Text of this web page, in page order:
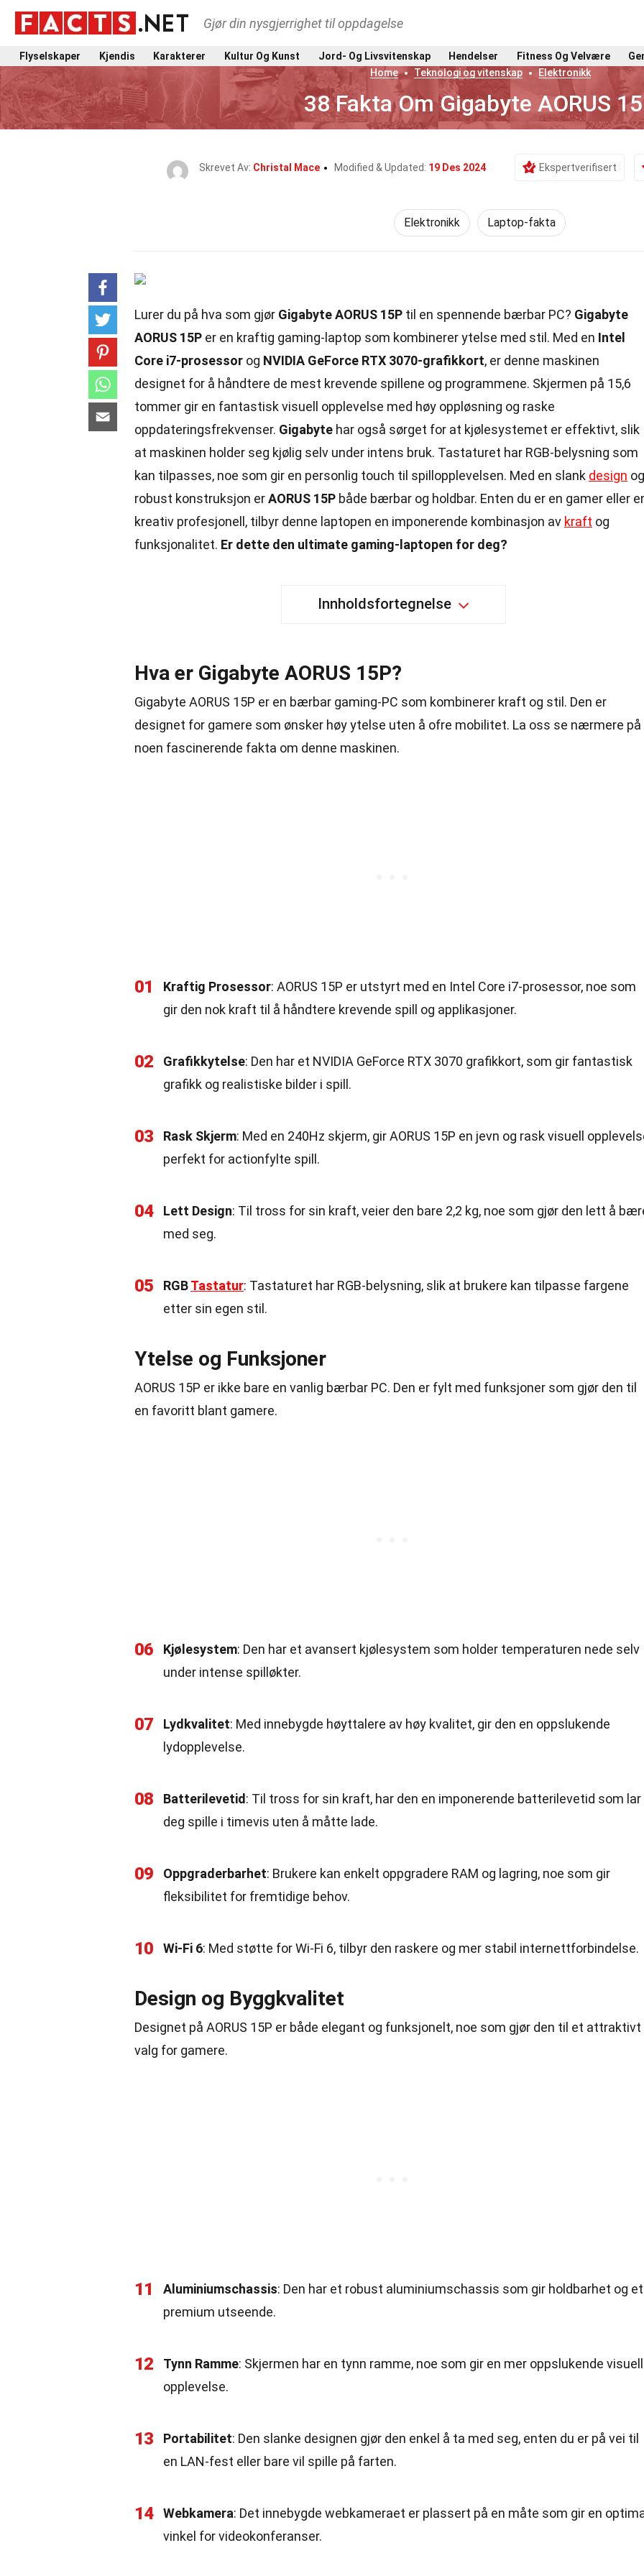
Gjør din nysgjerrighet til oppdagelse
Flyselskaper Kjendis Karakterer Kultur Og Kunst Jord- Og Livsvitenskap Hendelser Fitness Og Velvære
Home
Teknologi og vitenskap Elektronikk
38 Fakta Om Gigabyte AORUS
Skrevet Av: Christal Mace Modified & Updated: 19 Des 2024 Ekspertverifisert
Elektronikk Laptop-fakta
Lurer du på hva som gjør Gigabyte AORUS 15P til en spennende bærbar PC? Gigabyte
AORUS 15P er en kraftig gaming-laptop som kombinerer ytelse med stil. Med en Intel
Core i7-prosessor og NVIDIA GeForce RTX 3070-grafikkort, er denne maskinen
designet for å håndtere de mest krevende spillene og programmene. Skjermen på 15,6
tommer gir en fantastisk visuell opplevelse med høy oppløsning og raske
oppdateringsfrekvenser. Gigabyte har også sørget for at kjølesystemet er effektivt, slik
at maskinen holder seg kjølig selv under intens bruk. Tastaturet har RGB-belysning som
kan tilpasses, noe som gir en personlig touch til spillopplevelsen. Med en slank design og
robust konstruksjon erAORUS 15P både bærbar og holdbar. Enten du er en gamer eller
kreativ profesjonell, tilbyr denne laptopen en imponerende kombinasjon av kraft og
funksjonalitet. Er dette den ultimate gaming-laptopen for deg?
Innholdsfortegnelse
Hva er Gigabyte AORUS 15P?
Gigabyte AORUS 15P er en bærbar gaming-PC som kombinerer kraft og stil. Den er
designet for gamere som ønsker høy ytelse uten å ofre mobilitet. La oss se nærmere på
noen fascinerende fakta om denne maskinen.
01 Kraftig Prosessor: AORUS 15P er utstyrt med en Intel Core i7-prosessor, noe som
gir den nok kraft til å håndtere krevende spill og applikasjoner.
02 Grafikkytelse: Den har et NVIDIA GeForce RTX 3070 grafikkort, som gir fantastisk
grafikk og realistiske bilder i spill.
03 Rask Skjerm: Med en 240Hz skjerm, gir AORUS 15P en jevn og rask visuell
perfekt for actionfylte spill.
04 Lett Design: Til tross for sin kraft, veier den bare 2,2 kg, noe som gjør den lett å
med seg.
05 RGBTastatur: Tastaturet har RGB-belysning, slik at brukere kan tilpasse fargene
etter sin egen stil.
Ytelse og Funksjoner
AORUS 15P er ikke bare en vanlig bærbar PC. Den er fylt med funksjoner som gjør den til
en favoritt blant gamere.
06 Kjølesystem: Den har et avansert kjølesystem som holder temperaturen nede selv
under intense spilløkter.
07 Lydkvalitet: Med innebygde høyttalere av høy kvalitet, gir den en oppslukende
lydopplevelse.
08 Batterilevetid : Til tross for sin kraft, har den en imponerende batterilevetid som lar
deg spille i timevis uten å måtte lade.
09 Oppgraderbarhet: Brukere kan enkelt oppgradere RAM og lagring, noe som gir
fleksibilitet for fremtidige behov.
10 Wi-Fi 6: Med støtte for Wi-Fi 6, tilbyr den raskere og mer stabil internettforbindelse.
Design og Byggkvalitet
Designet på AORUS 15P er både elegant og funksjonelt, noe som gjør den til et attraktivt
valg for gamere.
11 Aluminiumschassis: Den har et robust aluminiumschassis som gir holdbarhet og et
premium utseende.
12 Tynn Ramme: Skjermen har en tynn ramme, noe som gir en mer oppslukende visuell
opplevelse.
13 Portabilitet: Den slanke designen gjør den enkel å ta med seg, enten du er på vei til
en LAN-fest eller bare vil spille på farten.
14 Webkamera: Det innebygde webkameraet er plassert på en måte som gir en
vinkel for videokonferanser.